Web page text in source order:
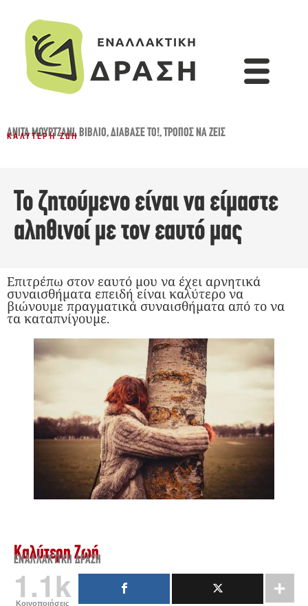
ΑΝΊΤΑ ΜΟΥΡΤΖΆΝΙ,ΒΙΒΛΊΟ,ΔΙΆΒΑΣΈ ΤΟ!,ΤΡΌΠΟΣ ΝΑ ΖΕΙΣ
ΚΑΛΎΤΕΡΗ ΖΩΉ
Το ζητούμενο είναι να είμαστε
αληθινοί με τον εαυτό μας
Επιτρέπω στον εαυτό μου να έχει αρνητικά
συναισθήματα επειδή είναι καλύτερο να
βιώνουμε πραγματικά συναισθήματα από το να
τα καταπνίγουμε.
Καλύτερη Ζωή
ΕΝΑΛΛΑΚΤΙΚΉ ΔΡΆΣΗ
1.1k
Κοινοποιήσεις